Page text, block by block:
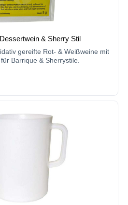
& Sherry Stil
gereifte Rot- & Weißweine mit
Barrique & Sherrystile.